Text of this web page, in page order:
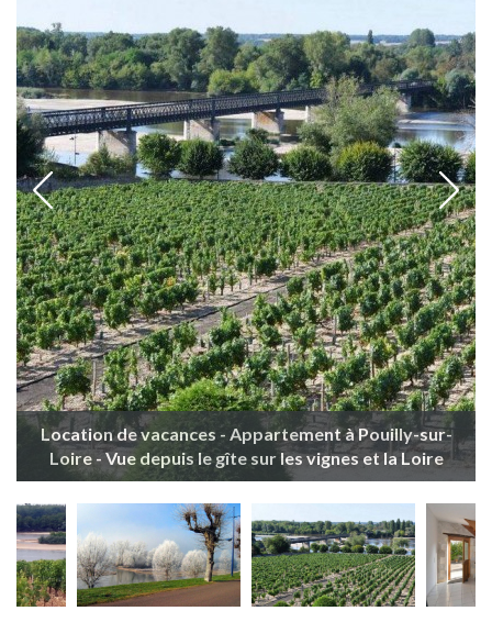
Location de vacances - Appartement à Pouilly-sur-
Loire - Vue depuis le gîte sur les vignes et la Loire